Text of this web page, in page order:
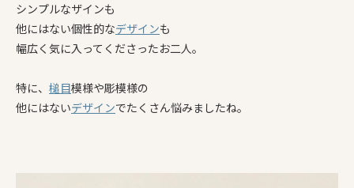
シンプルなザインも
他にはない個性的なデザインも
幅広く気に入ってくださったお二人。
特に、 槌目模様や彫模様の
他にはないデザインでたくさん悩みましたね。